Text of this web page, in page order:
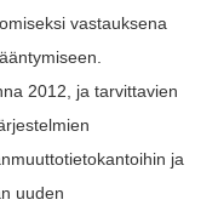
vastauksena
2012, ja tarvittavien
ja
uuden